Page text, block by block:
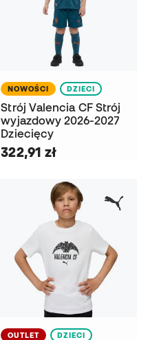
NOWOŚCI DZIECI
Strój Valencia CF Strój
wyjazdowy 2026-2027
Dziecięcy
322,91 zł
OUTLET DZIECI